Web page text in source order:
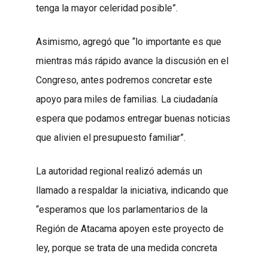
tenga la mayor celeridad posible”.
Asimismo, agregó que “lo importante es que
mientras más rápido avance la discusión en el
Congreso, antes podremos concretar este
apoyo para miles de familias. La ciudadanía
espera que podamos entregar buenas noticias
que alivien el presupuesto familiar”.
La autoridad regional realizó además un
llamado a respaldar la iniciativa, indicando que
“esperamos que los parlamentarios de la
Región de Atacama apoyen este proyecto de
ley, porque se trata de una medida concreta